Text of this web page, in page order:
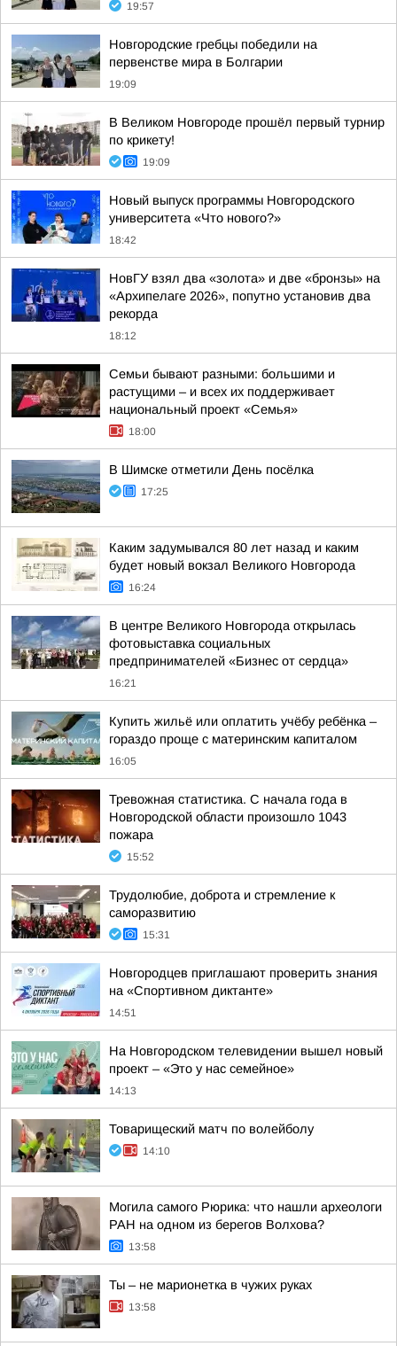
19:57
Новгородские гребцы победили на
первенстве мира в Болгарии
19:09
В Великом Новгороде прошёл первый турнир
по крикету!
19:09
Новый выпуск программы Новгородского
университета «Что нового?»
18:42
НовГУ взял два «золота» и две «бронзы» на
«Архипелаге 2026», попутно установив два
рекорда
18:12
Семьи бывают разными: большими и
растущими – и всех их поддерживает
национальный проект «Семья»
18:00
В Шимске отметили День посёлка
17:25
Каким задумывался 80 лет назад и каким
будет новый вокзал Великого Новгорода
16:24
В центре Великого Новгорода открылась
фотовыставка социальных
предпринимателей «Бизнес от сердца»
16:21
Купить жильё или оплатить учёбу ребёнка –
гораздо проще с материнским капиталом
16:05
Тревожная статистика. С начала года в
Новгородской области произошло 1043
пожара
15:52
Трудолюбие, доброта и стремление к
саморазвитию
15:31
Новгородцев приглашают проверить знания
на «Спортивном диктанте»
14:51
На Новгородском телевидении вышел новый
проект – «Это у нас семейное»
14:13
Товарищеский матч по волейболу
14:10
Могила самого Рюрика: что нашли археологи
РАН на одном из берегов Волхова?
13:58
Ты – не марионетка в чужих руках
13:58